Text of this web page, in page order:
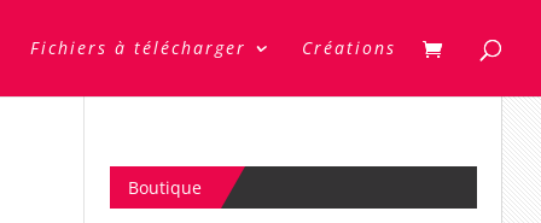
Fichiers à télécharger Créations
Boutique